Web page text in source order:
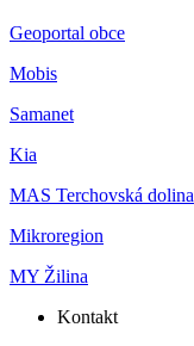
Geoportal obce
Mobis
Samanet
Kia
MAS Terchovská dolina
Mikroregion
MY Žilina
Kontakt